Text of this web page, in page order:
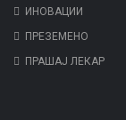
ИНОВАЦИИ
ПРЕЗЕМЕНО
ПРАШАЈ ЛЕКАР